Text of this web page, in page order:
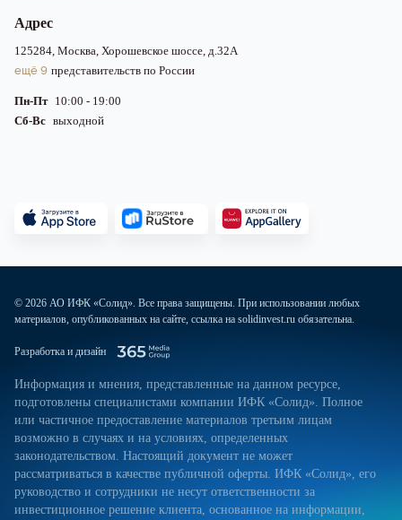
Адрес
125284, Москва, Хорошевское шоссе, д.32А
ещё 9 представительств по России
Пн-Пт 10:00 - 19:00
Сб-Вс выходной
© 2026 АО ИФК «Солид». Все права защищены. При использовании любых
материалов, опубликованных на сайте, ссылка на solidinvest.ru обязательна.
Разработка и дизайн
Информация и мнения, представленные на данном ресурсе,
подготовлены специалистами компании ИФК «Солид». Полное
или частичное предоставление материалов третьим лицам
возможно в случаях и на условиях, определенных
законодательством. Настоящий документ не может
рассматриваться в качестве публичной оферты. ИФК «Солид», его
руководство и сотрудники не несут ответственности за
инвестиционное решение клиента, основанное на информации,